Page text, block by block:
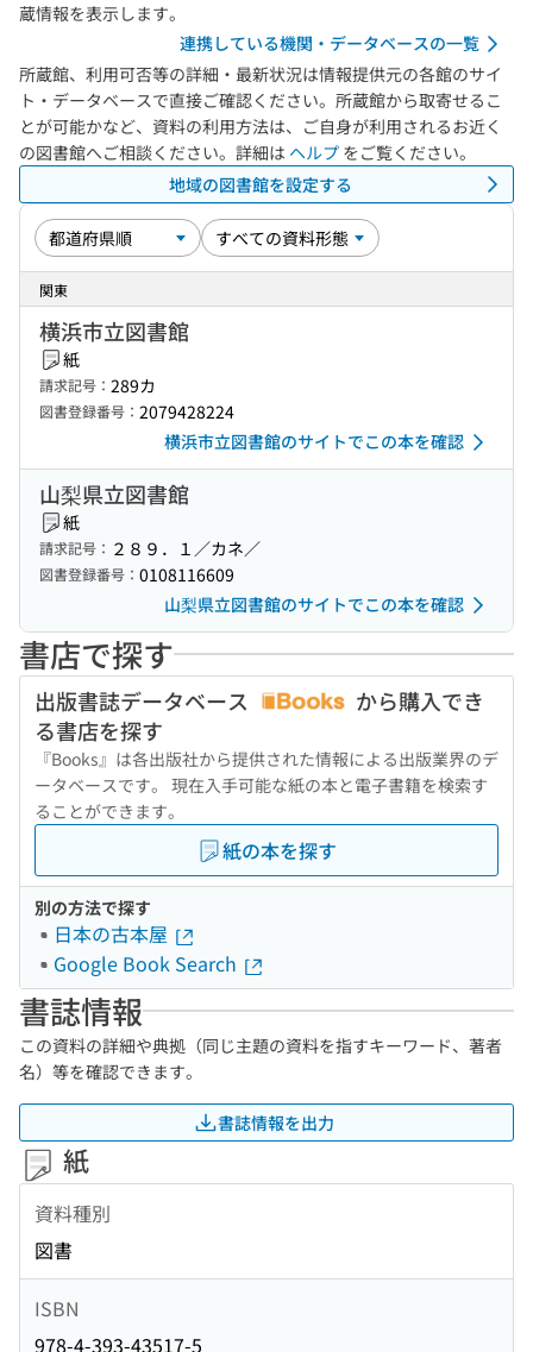
蔵情報を表示します。
連携している機関・データベースの一覧
所蔵館、利用可否等の詳細・最新状況は情報提供元の各館のサイ
ト・データベースで直接ご確認ください。所蔵館から取寄せるこ
とが可能かなど、資料の利用方法は、ご自身が利用されるお近く
の図書館へご相談ください。詳細は ヘルプ をご覧ください。
地域の図書館を設定する
関東
横浜市立図書館
紙
請求記号： 289カ
図書登録番号： 2079428224
横浜市立図書館のサイトでこの本を確認
山梨県立図書館
紙
請求記号： ２８９．１／カネ／
図書登録番号： 0108116609
山梨県立図書館のサイトでこの本を確認
書店で探す
出版書誌データベース
から購入でき
る書店を探す
『Books』は各出版社から提供された情報による出版業界のデ
ータベースです。 現在入手可能な紙の本と電子書籍を検索す
ることができます。
紙の本を探す
別の方法で探す
日本の古本屋
Google Book Search
書誌情報
この資料の詳細や典拠（同じ主題の資料を指すキーワード、著者
名）等を確認できます。
書誌情報を出力
紙
資料種別
図書
ISBN
978-4-393-43517-5